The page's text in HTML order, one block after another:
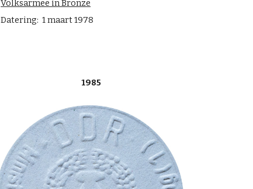
Volksarmee in Bronze
Datering: 1 maart 1978
1985